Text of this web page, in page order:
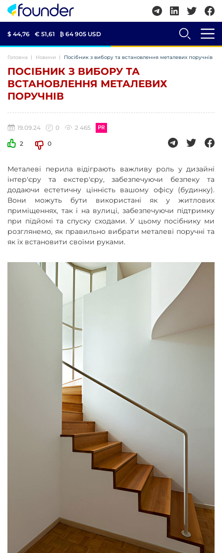
$ 44,76 € 51,61 ₿ 64 905 USD
Головна Новини Посібник з вибору та встановлення металевих поручнів
ПОСІБНИК З ВИБОРУ ТА
ВСТАНОВЛЕННЯ МЕТАЛЕВИХ
ПОРУЧНІВ
19.09.24 0 2 465
2 0
Металеві перила відіграють важливу роль у дизайні
інтер'єру та екстер'єру, забезпечуючи безпеку та
додаючи естетичну цінність вашому офісу (будинку).
Вони можуть бути використані як у житлових
приміщеннях, так і на вулиці, забезпечуючи підтримку
при підйомі та спуску сходами. У цьому посібнику ми
розглянемо, як правильно вибрати металеві поручні та
як їх встановити своїми руками.